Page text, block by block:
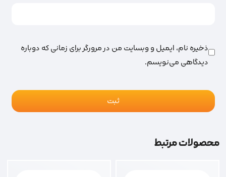
ذخیره نام، ایمیل و وبسایت من در مرورگر برای زمانی که دوباره
دیدگاهی می‌نویسم.
محصولات مرتبط